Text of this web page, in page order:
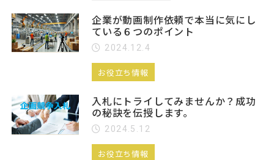
企業が動画制作依頼で本当に気にし
ている６つのポイント
2024.12.4
お役立ち情報
入札にトライしてみませんか？成功
の秘訣を伝授します。
2024.5.12
お役立ち情報